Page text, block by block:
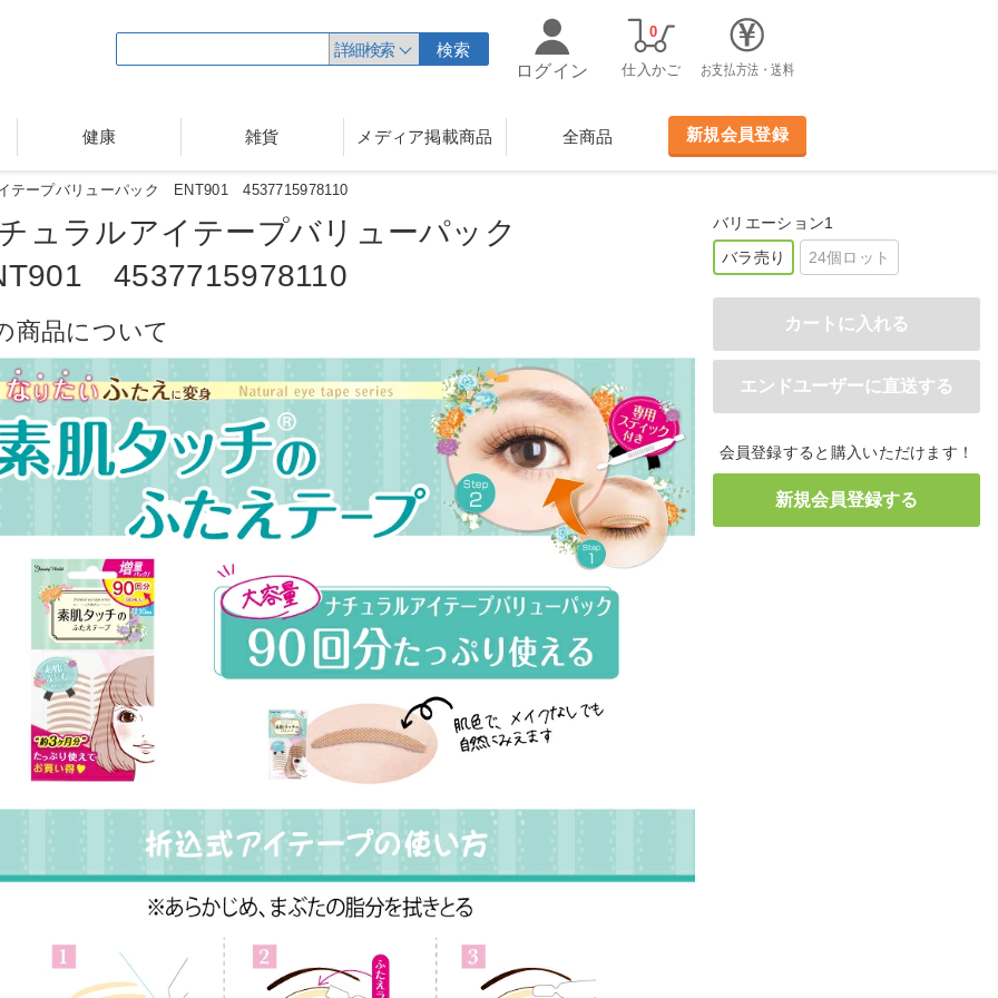
詳細検索
検索
ログイン
仕入かご
0
お支払方法・送料
健康 雑貨 メディア掲載商品 全商品 新規会員登録
テープバリューパック ENT901 4537715978110
バリエーション1
バラ売り
24個ロット
会員登録すると購入いただけます！
ュラルアイテープバリューパッ ク
4537715978110
商品について